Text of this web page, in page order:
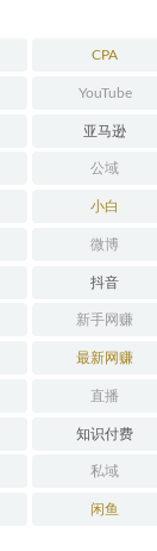
CPA
YouTube
亚马逊
公域
小白
微博
抖音
新手网赚
最新网赚
直播
知识付费
私域
闲鱼